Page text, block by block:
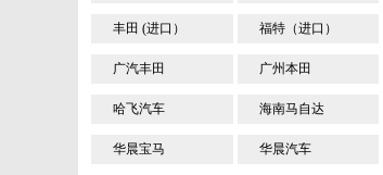
丰田 (进口） 福特（进口）
广汽丰田 广州本田
哈飞汽车 海南马自达
华晨宝马 华晨汽车